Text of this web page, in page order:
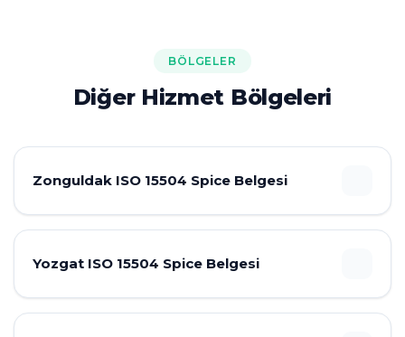
BÖLGELER
Diğer Hizmet Bölgeleri
Zonguldak ISO 15504 Spice Belgesi
Yozgat ISO 15504 Spice Belgesi